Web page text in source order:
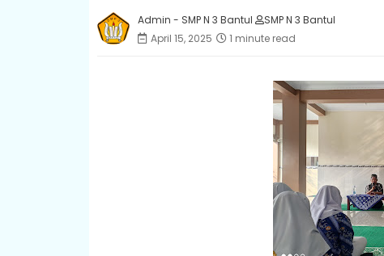
Admin - SMP N 3 Bantul
SMP N 3 Bantul
April 15, 2025
1 minute read